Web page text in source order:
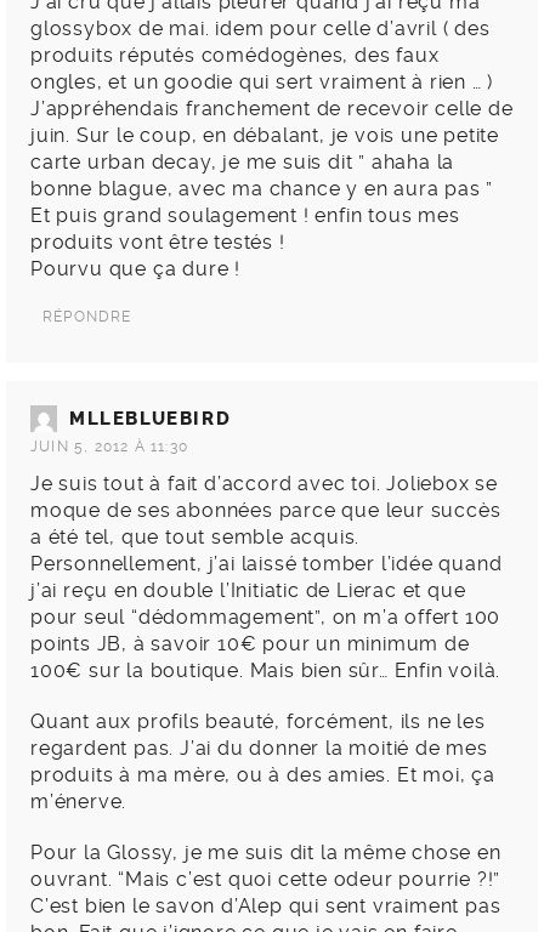
glossybox de mai. idem pour celle d’avril ( des
produits réputés comédogènes, des faux
ongles, et un goodie qui sert vraiment à rien … )
J’appréhendais franchement de recevoir celle de
juin. Sur le coup, en débalant, je vois une petite
carte urban decay, je me suis dit ” ahaha la
bonne blague, avec ma chance y en aura pas ”
Et puis grand soulagement ! enfin tous mes
produits vont être testés !
Pourvu que ça dure !
RÉPONDRE
MLLEBLUEBIRD
JUIN 5, 2012 À 11:30
Je suis tout à fait d’accord avec toi. Joliebox se
moque de ses abonnées parce que leur succès
a été tel, que tout semble acquis.
Personnellement, j’ai laissé tomber l’idée quand
j’ai reçu en double l’Initiatic de Lierac et que
pour seul “dédommagement”, on m’a offert 100
points JB, à savoir 10€ pour un minimum de
100€ sur la boutique. Mais bien sûr… Enfin voilà.
Quant aux profils beauté, forcément, ils ne les
regardent pas. J’ai du donner la moitié de mes
produits à ma mère, ou à des amies. Et moi, ça
m’énerve.
Pour la Glossy, je me suis dit la même chose en
ouvrant. “Mais c’est quoi cette odeur pourrie ?!”
C’est bien le savon d’Alep qui sent vraiment pas